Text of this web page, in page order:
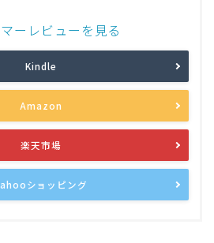
ーレビューを見る
Kindle
Amazon
楽天市場
ショッピング